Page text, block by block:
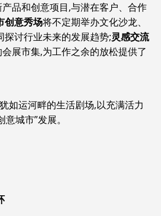
品和创意项目,与潜在客户、合作
创意秀场将不定期举办文化沙龙、
探讨行业未来的发展趋势;灵感交流
展市集,为工作之余的放松提供了
如运河畔的生活剧场,以充满活力
城市”发展。